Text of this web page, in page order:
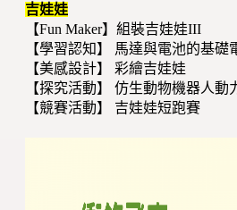
吉娃娃
【Fun Maker】組裝吉娃娃III
【學習認知】 馬達與電池的基礎
【美感設計】 彩繪吉娃娃
【探究活動】 仿生動物機器人動
【競賽活動】 吉娃娃短跑賽